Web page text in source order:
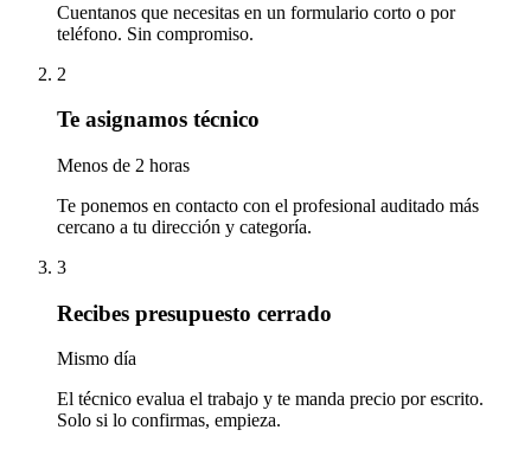
Cuentanos que necesitas en un formulario corto o por
teléfono. Sin compromiso.
2
Te asignamos técnico
Menos de 2 horas
Te ponemos en contacto con el profesional auditado más
cercano a tu dirección y categoría.
3
Recibes presupuesto cerrado
Mismo día
El técnico evalua el trabajo y te manda precio por escrito.
Solo si lo confirmas, empieza.